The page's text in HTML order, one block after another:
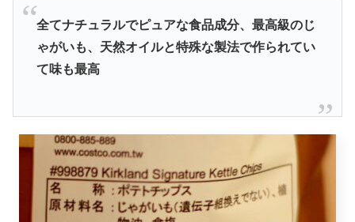
全てナチュラルでピュアな食品成分、最高級のじ
ゃがいも、天然オイルと特殊な製法で作られてい
て味も最高